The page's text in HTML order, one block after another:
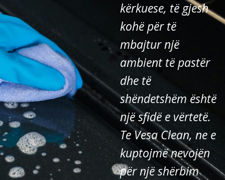
kërkuese, të gjesh
kohë për të
mbajtur një
ambient të pastër
dhe të
shëndetshëm është
një sfidë e vërtetë.
Te Vesa Clean, ne e
kuptojmë nevojën
për një shërbim